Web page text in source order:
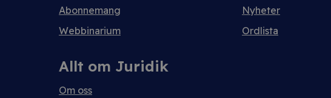
Abonnemang
Webbinarium
Nyheter
Ordlista
Allt om Juridik
Om oss